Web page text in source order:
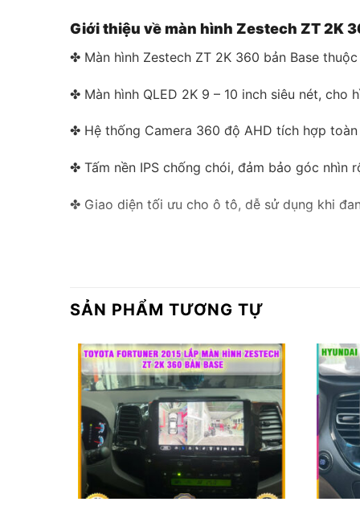
Giới thiệu về màn hình Zestech ZT 2K
✤ Màn hình Zestech ZT 2K 360 bản Base
✤ Màn hình QLED 2K 9 – 10 inch siêu nét, cho
✤ Hệ thống Camera 360 độ AHD tích hợp
✤ Tấm nền IPS chống chói, đảm bảo góc nhìn
✤ Giao diện tối ưu cho ô tô, dễ sử dụng khi
✤ Cấu hình mạnh mẽ với RAM 4GB, ROM
✤ Thiết kế này không chỉ mang lại sự hiện đại
SẢN PHẨM TƯƠNG TỰ